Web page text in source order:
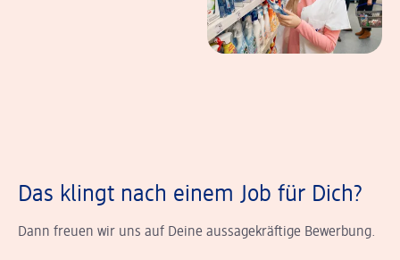
Das klingt nach einem Job für Dich?
Dann freuen wir uns auf Deine aussagekräftige Bewerbung.